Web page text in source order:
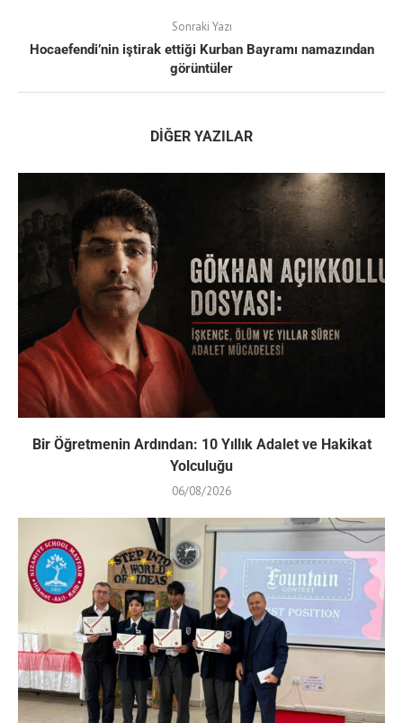
Sonraki Yazı
Hocaefendi’nin iştirak ettiği Kurban Bayramı namazından
görüntüler
DIĞER YAZILAR
Bir Öğretmenin Ardından: 10 Yıllık Adalet ve Hakikat
Yolculuğu
06/08/2026